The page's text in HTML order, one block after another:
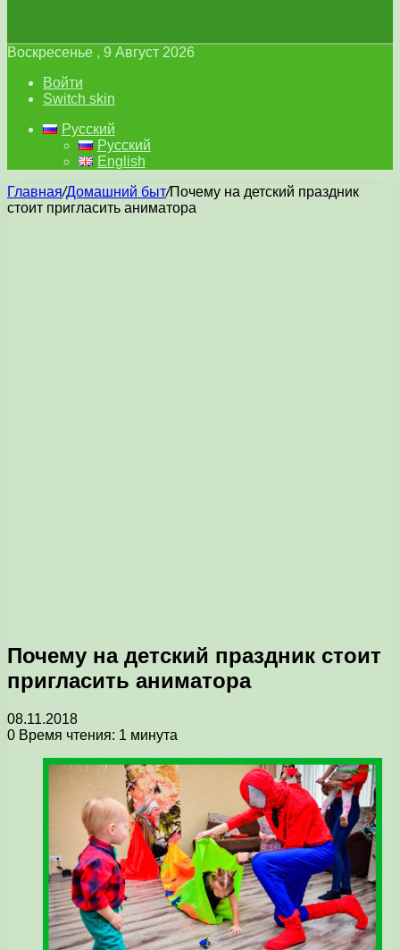
Воскресенье , 9 Август 2026
Войти
Switch skin
Русский
Русский
English
Главная/Домашний быт/Почему на детский праздник
стоит пригласить аниматора
Почему на детский праздник стоит
пригласить аниматора
08.11.2018
0 Время чтения: 1 минута